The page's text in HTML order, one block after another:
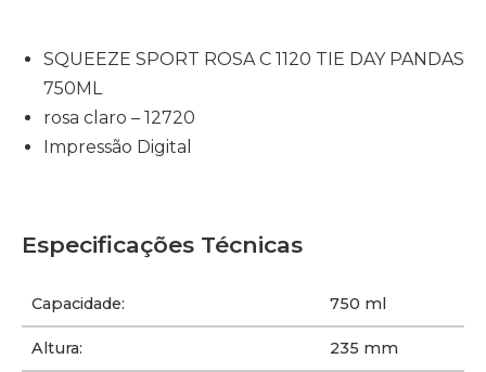
SQUEEZE SPORT ROSA C 1120 TIE DAY PANDAS
750ML
rosa claro – 12720
Impressão Digital
Especificações Técnicas
Capacidade: 750 ml
Altura: 235 mm